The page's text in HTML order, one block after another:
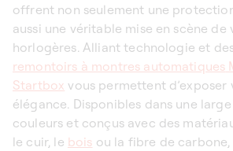
offrent non seulement une
aussi une véritable mise en scène de
horlogères. Alliant technologie et
remontoirs à montres automatiques
Startbox vous permettent d’exposer
élégance. Disponibles dans une
couleurs et conçus avec des
le cuir, le bois ou la fibre de